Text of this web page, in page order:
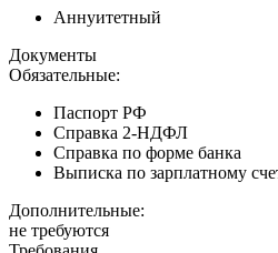
Аннуитетный
Документы
Обязательные:
Паспорт РФ
Справка 2-НДФЛ
Справка по форме банка
Выписка по зарплатному
Дополнительные:
не требуются